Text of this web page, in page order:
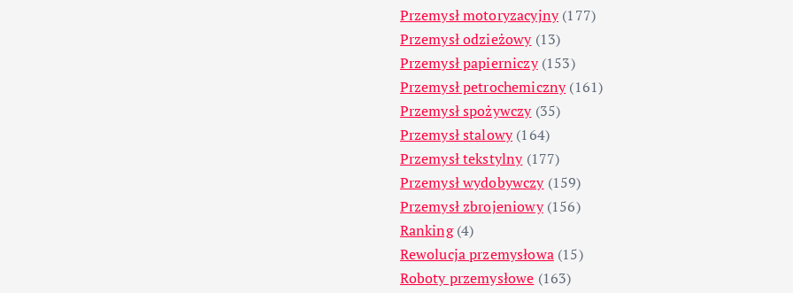
Przemysł motoryzacyjny(177)
Przemysł odzieżowy(13)
Przemysł papierniczy(153)
Przemysł petrochemiczny(161)
Przemysł spożywczy(35)
Przemysł stalowy(164)
Przemysł tekstylny(177)
Przemysł wydobywczy(159)
Przemysł zbrojeniowy(156)
Ranking(4)
Rewolucja przemysłowa(15)
Roboty przemysłowe (163)